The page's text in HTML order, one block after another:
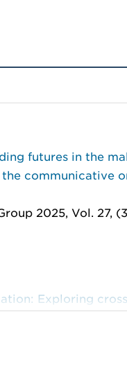
futures in the
communicative
2025, Vol. 27,
Exploring